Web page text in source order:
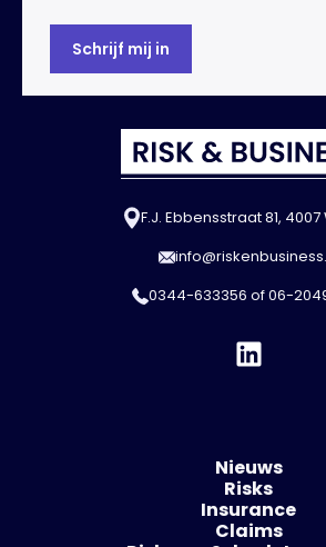
F.J. Ebbensstraat 81, 4007
0344-633356 of06-
Nieuws
Risks
Insurance
Claims